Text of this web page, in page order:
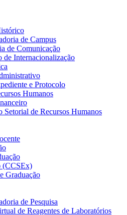
principal
de Campus
de Comunicação
de Internacionalização
e Protocolo
Humanos
Setorial de Recursos Humanos
(CCSEx)
Graduação
de Pesquisa
de Reagentes de Laboratórios